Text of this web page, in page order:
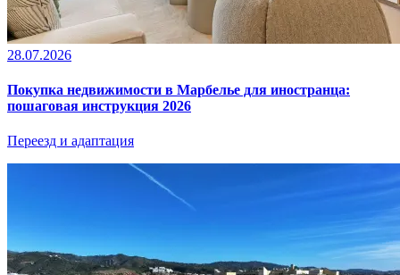
28.07.2026
Покупка недвижимости в Марбелье для иностранца:
пошаговая инструкция 2026
Переезд и адаптация